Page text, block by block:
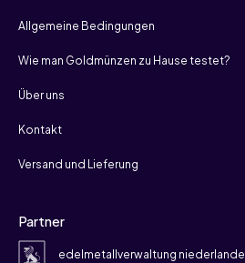
Allgemeine Bedingungen
Wie man Goldmünzen zu Hause testet?
Über uns
Kontakt
Versand und Lieferung
Partner
edelmetallverwaltung niederlande